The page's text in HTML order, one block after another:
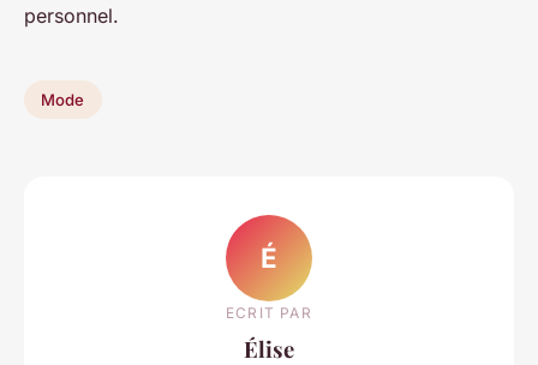
personnel.
Mode
É
ECRIT PAR
Élise